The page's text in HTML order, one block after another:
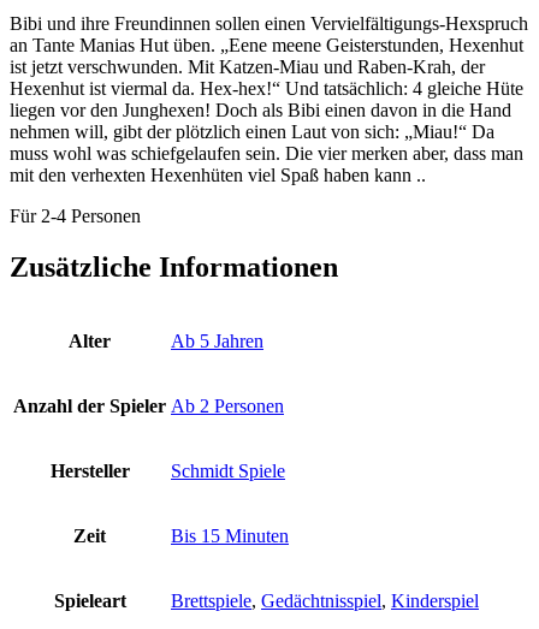
Bibi und ihre Freundinnen sollen einen Vervielfältigungs-Hexspruch
an Tante Manias Hut üben. „Eene meene Geisterstunden, Hexenhut
ist jetzt verschwunden. Mit Katzen-Miau und Raben-Krah, der
Hexenhut ist viermal da. Hex-hex!“ Und tatsächlich: 4 gleiche Hüte
liegen vor den Junghexen! Doch als Bibi einen davon in die Hand
nehmen will, gibt der plötzlich einen Laut von sich: „Miau!“ Da
muss wohl was schiefgelaufen sein. Die vier merken aber, dass man
mit den verhexten Hexenhüten viel Spaß haben kann ..
Für 2-4 Personen
Zusätzliche Informationen
Alter Ab 5 Jahren
Anzahl der Spieler Ab 2 Personen
Hersteller Schmidt Spiele
Zeit Bis 15 Minuten
Spieleart Brettspiele, Gedächtnisspiel, Kinderspiel